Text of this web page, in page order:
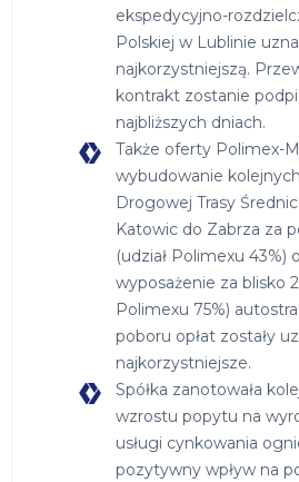
ekspedycyjno-
Polskiej w Lublinie
najkorzystniejszą.
kontrakt zostanie
najbliższych dniach.
Także oferty Polimex-
wybudowanie
Drogowej Trasy
Katowic do Zabrza za
(udział Polimexu 43%)
wyposażenie za blisko
Polimexu 75%)
poboru opłat zostały
najkorzystniejsze.
Spółka zanotowała
wzrostu popytu na
usługi cynkowania
pozytywny wpływ na